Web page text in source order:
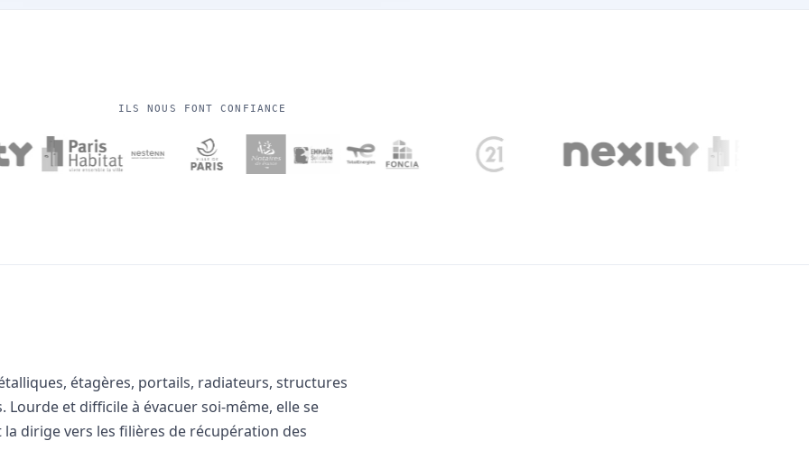
ILS NOUS FONT CONFIANCE
étagères, portails, radiateurs, structures
et difficile à évacuer soi-même, elle se
dirige vers les filières de récupération des